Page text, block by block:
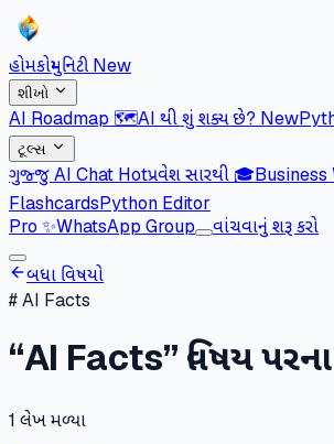
હોમકોમ્યુનિટી New
શીખો
AI Roadmap 🗺️AI થી શું શક્ય છે? New
ટૂલ્સ
ગુજ્જુ AI Chat Hotપ્રવેશ સારથી 🎓
FlashcardsPython Editor
Pro ✨WhatsApp Group વાંચવાનું શરૂ કરો
બધા વિષયો
#AI Facts
“AI Facts” વિષય
1 લેખ મળ્યા